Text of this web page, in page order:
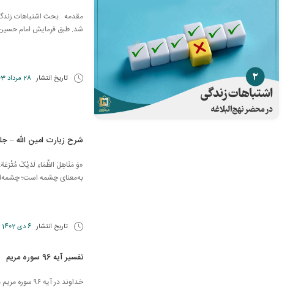
مقدمه بحث اشتباهات زندگی
شد. طبق فرمایش امام حسین
تاریخ انتشار 28 مرداد 1403
شرح زیارت امین الله –
«وَ مَنَاهِلَ الظِّمَاءِ لَدَيْکَ
به‌معنای چشمه است؛
تاریخ انتشار 6 دی 1402
تفسیر آیه 96 سوره مریم
خداوند در